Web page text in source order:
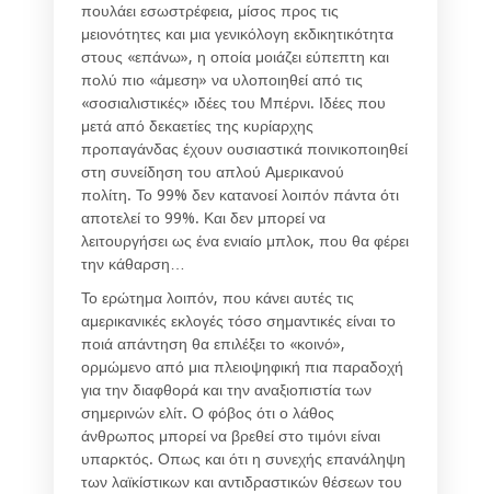
πουλάει εσωστρέφεια, μίσος προς τις
μειονότητες και μια γενικόλογη εκδικητικότητα
στους «επάνω», η οποία μοιάζει εύπεπτη και
πολύ πιο «άμεση» να υλοποιηθεί από τις
«σοσιαλιστικές» ιδέες του Μπέρνι. Ιδέες που
μετά από δεκαετίες της κυρίαρχης
προπαγάνδας έχουν ουσιαστικά ποινικοποιηθεί
στη συνείδηση του απλού Αμερικανού
πολίτη. Το 99% δεν κατανοεί λοιπόν πάντα ότι
αποτελεί το 99%. Και δεν μπορεί να
λειτουργήσει ως ένα ενιαίο μπλοκ, που θα φέρει
την κάθαρση…
Το ερώτημα λοιπόν, που κάνει αυτές τις
αμερικανικές εκλογές τόσο σημαντικές είναι το
ποιά απάντηση θα επιλέξει το «κοινό»,
ορμώμενο από μια πλειοψηφική πια παραδοχή
για την διαφθορά και την αναξιοπιστία των
σημερινών ελίτ. Ο φόβος ότι ο λάθος
άνθρωπος μπορεί να βρεθεί στο τιμόνι είναι
υπαρκτός. Οπως και ότι η συνεχής επανάληψη
των λαϊκίστικων και αντιδραστικών θέσεων του